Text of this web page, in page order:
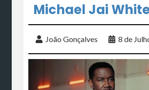
Michael Jai
João Gonçalves 8 de